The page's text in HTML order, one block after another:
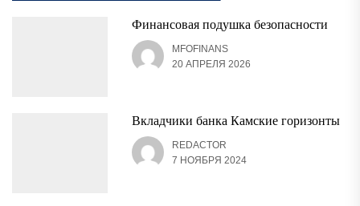
Финансовая подушка безопасности
MFOFINANS
20 АПРЕЛЯ 2026
Вкладчики банка Камские горизонты
REDACTOR
7 НОЯБРЯ 2024